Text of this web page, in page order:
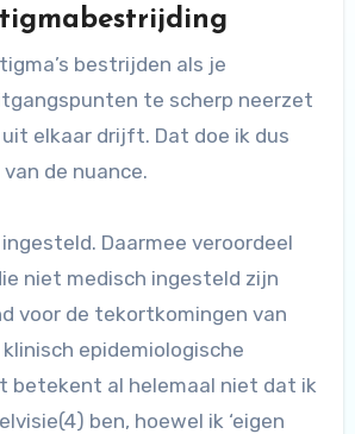
bestrijden als je
te scherp neerzet
elkaar drijft. Dat doe ik dus
de nuance.
Daarmee veroordeel
niet medisch ingesteld zijn
voor de tekortkomingen van
epidemiologische
betekent al helemaal niet dat ik
ben, hoewel ik ‘eigen